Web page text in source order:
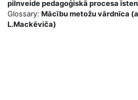
pilnveide pedagoģiskā procesa
Glossary: Mācību metožu vārdnīca
L.Mackēviča)